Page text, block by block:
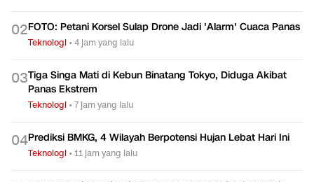
02FOTO: Petani Korsel Sulap Drone Jadi 'Alarm' Cuaca Panas
Teknologi •4 jam yang lalu
03Tiga Singa Mati di Kebun Binatang Tokyo, Diduga Akibat
Panas Ekstrem
Teknologi •7 jam yang lalu
04Prediksi BMKG, 4 Wilayah Berpotensi Hujan Lebat Hari Ini
Teknologi •11 jam yang lalu